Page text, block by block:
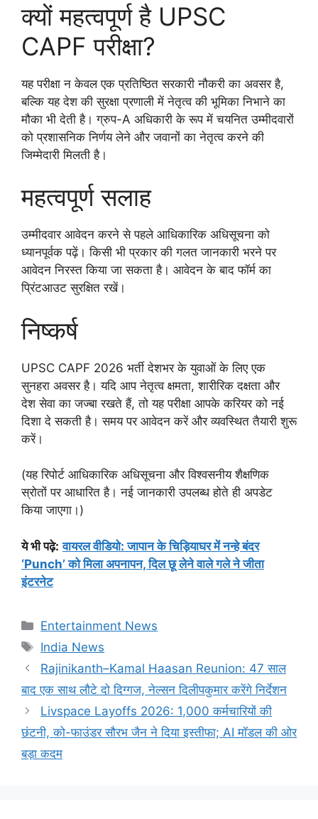
क्यों महत्वपूर्ण है UPSC
CAPF परीक्षा?
यह परीक्षा न केवल एक प्रतिष्ठित सरकारी नौकरी का अवसर है,
बल्कि यह देश की सुरक्षा प्रणाली में नेतृत्व की भूमिका निभाने का
मौका भी देती है। ग्रुप-A अधिकारी के रूप में चयनित उम्मीदवारों
को प्रशासनिक निर्णय लेने और जवानों का नेतृत्व करने की
जिम्मेदारी मिलती है।
महत्वपूर्ण सलाह
उम्मीदवार आवेदन करने से पहले आधिकारिक अधिसूचना को
ध्यानपूर्वक पढ़ें। किसी भी प्रकार की गलत जानकारी भरने पर
आवेदन निरस्त किया जा सकता है। आवेदन के बाद फॉर्म का
प्रिंटआउट सुरक्षित रखें।
निष्कर्ष
UPSC CAPF 2026 भर्ती देशभर के युवाओं के लिए एक
सुनहरा अवसर है। यदि आप नेतृत्व क्षमता, शारीरिक दक्षता और
देश सेवा का जज्बा रखते हैं, तो यह परीक्षा आपके करियर को नई
दिशा दे सकती है। समय पर आवेदन करें और व्यवस्थित तैयारी शुरू
करें।
(यह रिपोर्ट आधिकारिक अधिसूचना और विश्वसनीय शैक्षणिक
स्रोतों पर आधारित है। नई जानकारी उपलब्ध होते ही अपडेट
किया जाएगा।)
ये भी पढ़े: वायरल वीडियो: जापान के चिड़ियाघर में नन्हे बंदर
‘Punch’ को मिला अपनापन, दिल छू लेने वाले गले ने जीता
इंटरनेट
Categories
Entertainment News
Tags
India News
Rajinikanth–Kamal Haasan Reunion: 47 साल
बाद एक साथ लौटे दो दिग्गज, नेल्सन दिलीपकुमार करेंगे निर्देशन
Livspace Layoffs 2026: 1,000 कर्मचारियों की
छंटनी, को-फाउंडर सौरभ जैन ने दिया इस्तीफा; AI मॉडल की ओर
बड़ा कदम